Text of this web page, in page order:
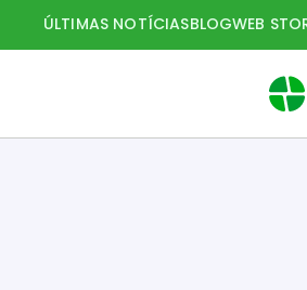
ÚLTIMAS NOTÍCIASBLOGWEB